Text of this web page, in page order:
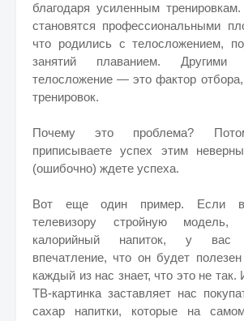
благодаря усиленным
становятся профессиональными
что родились с телосложением,
занятий плаванием.
телосложение — это фактор отбора,
тренировок.
Почему это проблема?
приписываете успех этим
(ошибочно) ждете успеха.
Вот еще один пример. Если
телевизору стройную модель,
калорийный напиток, у вас
впечатление, что он будет
каждый из нас знает, что это не
ТВ-картинка заставляет нас
сахар напитки, которые на